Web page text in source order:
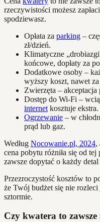
rzeczywistości możesz
spodziewasz.
Opłata za parking –
zł/dzień.
Klimatyczne
końcowe, dopłaty za
Dodatkowe osoby –
wyższy koszt, nawet
Zwierzęta – akceptacja
Dostęp do Wi-Fi –
internet kosztuje ekstra.
Ogrzewanie – w
prąd lub gaz.
Według Nocowanie.pl, 2024,
cena pobytu różniła się od
zawsze dopytać o każdy
Przezroczystość kosztów to
że Twój budżet się nie
sztormie.
Czy kwatera to